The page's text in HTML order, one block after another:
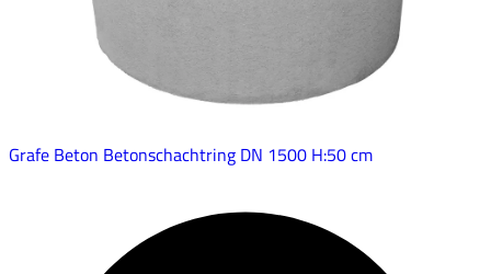
Grafe Beton Betonschachtring DN 1500 H:50 cm